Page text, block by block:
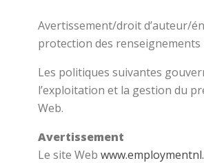
Avertissement/droit d’auteur/
protection des
Les politiques suivantes
l’exploitation et la gestion du
Web.
Avertissement
Le site Web